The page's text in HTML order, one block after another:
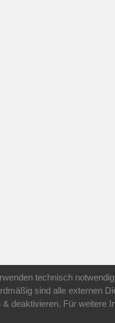
technisch
sind alle externen
& deaktivieren. Für weitere